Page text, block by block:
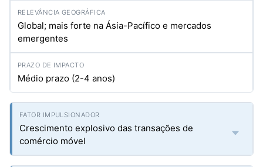
Global; mais forte na Ásia-Pacífico e mercados
emergentes
Médio prazo (2-4 anos)
Crescimento explosivo das transações de
comércio móvel